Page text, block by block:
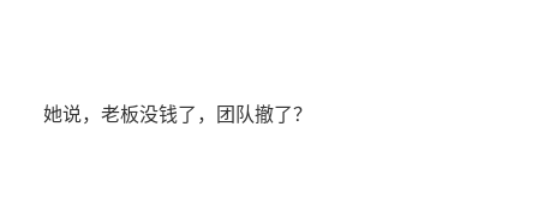
她说，老板没钱了，团队撤了？